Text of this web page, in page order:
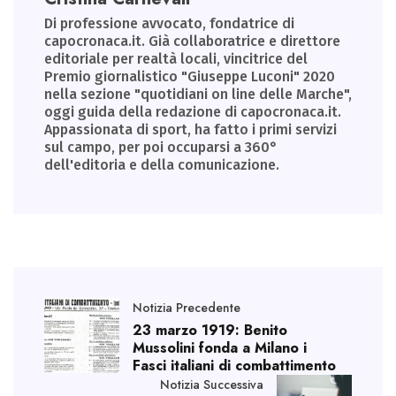
Di professione avvocato, fondatrice di
capocronaca.it. Già collaboratrice e direttore
editoriale per realtà locali, vincitrice del
Premio giornalistico "Giuseppe Luconi" 2020
nella sezione "quotidiani on line delle Marche",
oggi guida della redazione di capocronaca.it.
Appassionata di sport, ha fatto i primi servizi
sul campo, per poi occuparsi a 360°
dell'editoria e della comunicazione.
Notizia Precedente
23 marzo 1919: Benito
Mussolini fonda a Milano i
Fasci italiani di combattimento
Notizia Successiva